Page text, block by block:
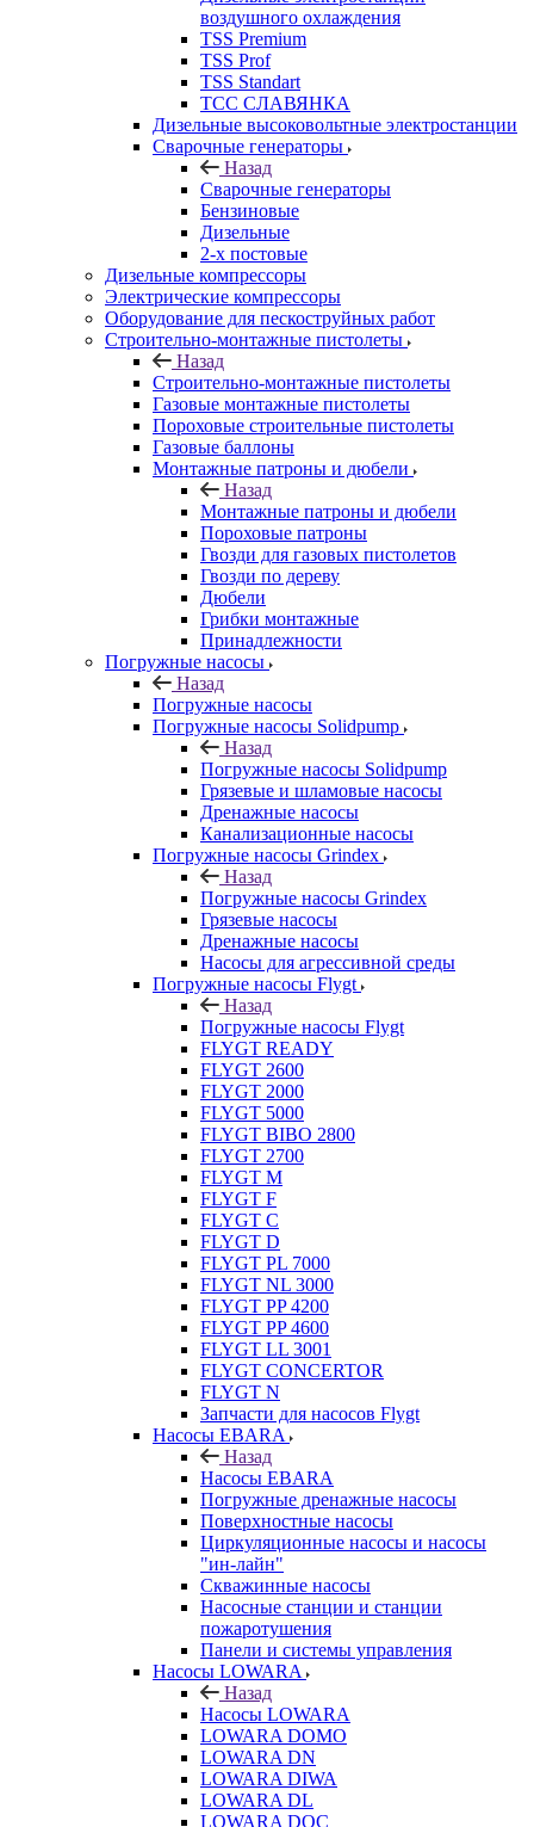
воздушного охлаждения
TSS Premium
TSS Prof
TSS Standart
ТСС СЛАВЯНКА
Дизельные высоковольтные электростанции
Сварочные генераторы
Назад
Сварочные генераторы
Бензиновые
Дизельные
2-х постовые
Дизельные компрессоры
Электрические компрессоры
Оборудование для пескоструйных работ
Строительно-монтажные пистолеты
Назад
Строительно-монтажные пистолеты
Газовые монтажные пистолеты
Пороховые строительные пистолеты
Газовые баллоны
Монтажные патроны и дюбели
Назад
Монтажные патроны и дюбели
Пороховые патроны
Гвозди для газовых пистолетов
Гвозди по дереву
Дюбели
Грибки монтажные
Принадлежности
Погружные насосы
Назад
Погружные насосы
Погружные насосы Solidpump
Назад
Погружные насосы Solidpump
Грязевые и шламовые насосы
Дренажные насосы
Канализационные насосы
Погружные насосы Grindex
Назад
Погружные насосы Grindex
Грязевые насосы
Дренажные насосы
Насосы для агрессивной среды
Погружные насосы Flygt
Назад
Погружные насосы Flygt
FLYGT READY
FLYGT 2600
FLYGT 2000
FLYGT 5000
FLYGT BIBO 2800
FLYGT 2700
FLYGT M
FLYGT F
FLYGT C
FLYGT D
FLYGT PL 7000
FLYGT NL 3000
FLYGT PP 4200
FLYGT PP 4600
FLYGT LL 3001
FLYGT CONCERTOR
FLYGT N
Запчасти для насосов Flygt
Насосы EBARA
Назад
Насосы EBARA
Погружные дренажные насосы
Поверхностные насосы
Циркуляционные насосы и насосы
"ин-лайн"
Скважинные насосы
Насосные станции и станции
пожаротушения
Панели и системы управления
Насосы LOWARA
Назад
Насосы LOWARA
LOWARA DOMO
LOWARA DN
LOWARA DIWA
LOWARA DL
LOWARA DOC